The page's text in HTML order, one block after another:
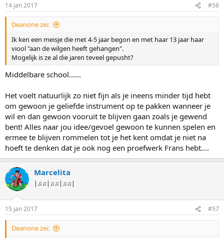
14 jan 2017 #56
Deanone zei:
Ik ken een meisje die met 4-5 jaar begon en met haar 13 jaar haar
viool "aan de wilgen heeft gehangen".
Mogelijk is ze al die jaren teveel gepusht?
Middelbare school......
Het voelt natuurlijk zo niet fijn als je ineens minder tijd hebt
om gewoon je geliefde instrument op te pakken wanneer je
wil en dan gewoon vooruit te blijven gaan zoals je gewend
bent! Alles naar jou idee/gevoel gewoon te kunnen spelen en
ermee te blijven rommelen tot je het kent omdat je niet na
hoeft te denken dat je ook nog een proefwerk Frans hebt....
Marcelita
|♫♫|♫♫|♫♫|
15 jan 2017 #57
Deanone zei: